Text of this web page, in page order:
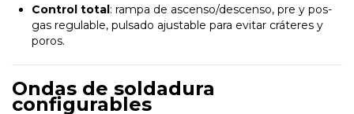
Control total: rampa de ascenso/descenso, pre y pos-
gas regulable, pulsado ajustable para evitar cráteres y
poros.
Ondas de soldadura
configurables